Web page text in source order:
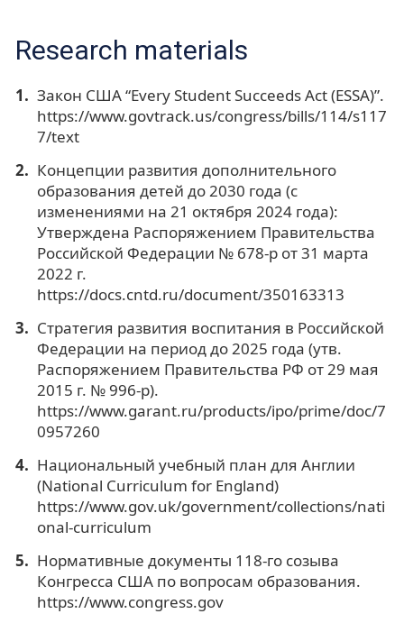
Research materials
Закон США “Every Student Succeeds Act (ESSA)”.
https://www.govtrack.us/congress/bills/114/s117
7/text
Концепции развития дополнительного
образования детей до 2030 года (с
изменениями на 21 октября 2024 года):
Утверждена Распоряжением Правительства
Российской Федерации № 678-р от 31 марта
2022 г.
https://docs.cntd.ru/document/350163313
Стратегия развития воспитания в Российской
Федерации на период до 2025 года (утв.
Распоряжением Правительства РФ от 29 мая
2015 г. № 996-р).
https://www.garant.ru/products/ipo/prime/doc/7
0957260
Национальный учебный план для Англии
(National Curriculum for England)
https://www.gov.uk/government/collections/nati
onal-curriculum
Нормативные документы 118-го созыва
Конгресса США по вопросам образования.
https://www.congress.gov